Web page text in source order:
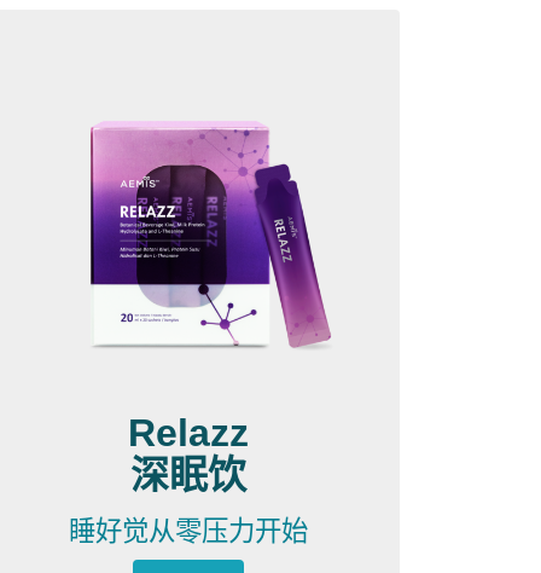
Relazz
深眠饮
睡好觉从零压力开始